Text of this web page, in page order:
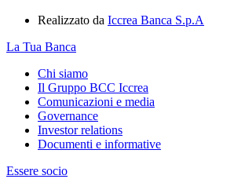
Realizzato da Iccrea Banca S.p.A
La Tua Banca
Chi siamo
Il Gruppo BCC Iccrea
Comunicazioni e media
Governance
Investor relations
Documenti e informative
Essere socio